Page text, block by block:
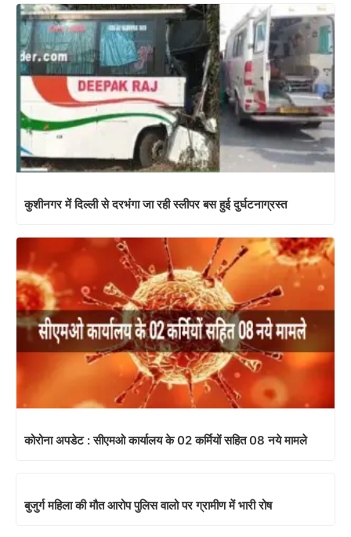
कुशीनगर में दिल्ली से दरभंगा जा रही स्लीपर बस हुई दुर्घटनाग्रस्त
कोरोना अपडेट : सीएमओ कार्यालय के 02 कर्मियों सहित 08 नये मामले
बुजुर्ग महिला की मौत आरोप पुलिस वालो पर ग्रामीण में भारी रोष